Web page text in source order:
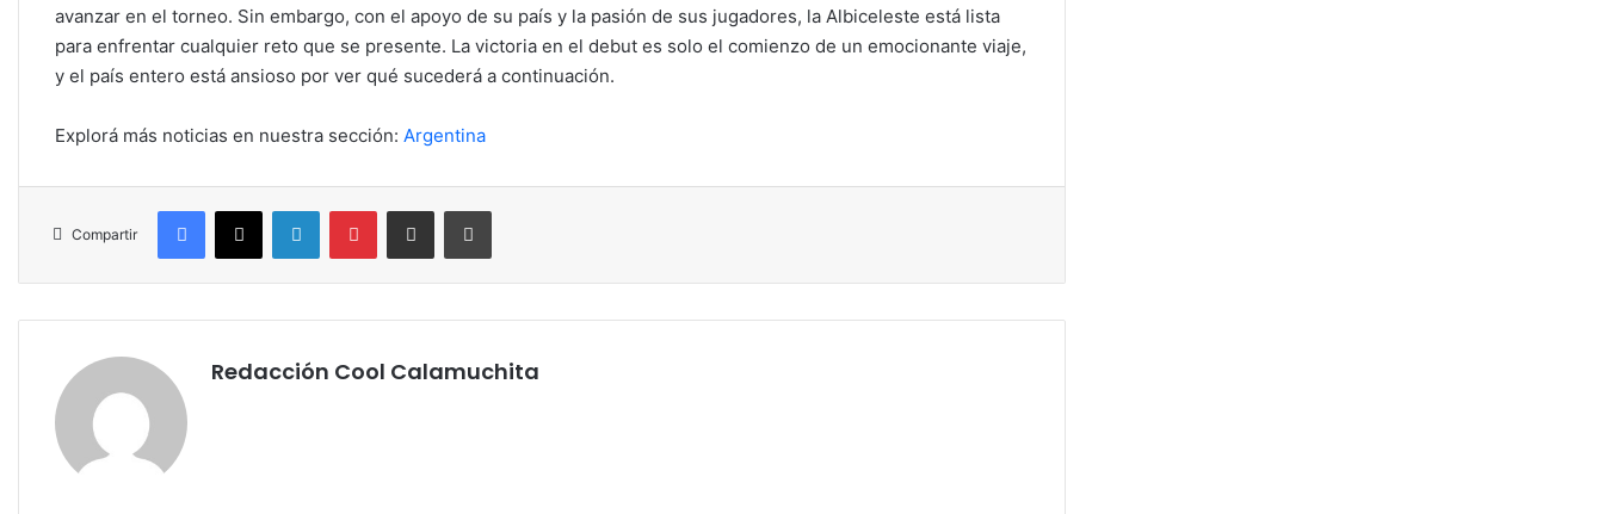
avanzar en el torneo. Sin embargo, con el apoyo de su país y la pasión de sus jugadores, la Albiceleste está lista
para enfrentar cualquier reto que se presente. La victoria en el debut es solo el comienzo de un emocionante viaje,
y el país entero está ansioso por ver qué sucederá a continuación.
Explorá más noticias en nuestra sección: Argentina
Compartir
Facebook
X LinkedInPinterestCompartir por correo electrónicoImprimir
Redacción Cool Calamuchita